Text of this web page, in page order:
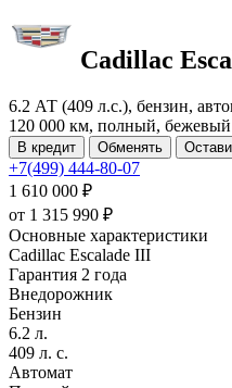
Cadillac
6.2 АТ (409 л.с.), бензин,
120 000 км, полный, бежевый
В кредит Обменять
+7(499) 444-80-07
1 610 000 ₽
от 1 315 990 ₽
Основные характеристики
Cadillac Escalade III
Гарантия 2 года
Внедорожник
Бензин
6.2 л.
409 л. с.
Автомат